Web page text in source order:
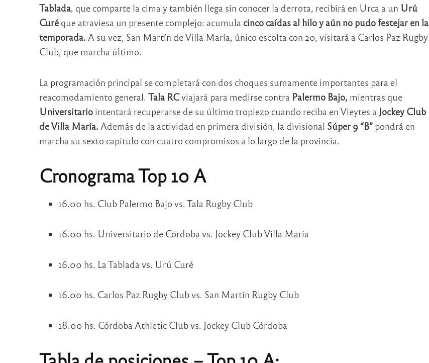
Tablada, que comparte la cima y también llega sin conocer la derrota, recibirá en Urca a un Urú
Curé que atraviesa un presente complejo: acumula cinco caídas al hilo y aún no pudo festejar en la
temporada. A su vez, San Martín de Villa María, único escolta con 20, visitará a Carlos Paz Rugby
Club, que marcha último.
La programación principal se completará con dos choques sumamente importantes para el
reacomodamiento general. Tala RCviajará para medirse contra Palermo Bajo, mientras que
Universitariointentará recuperarse de su último tropiezo cuando reciba en Vieytes a Jockey Club
de Villa María. Además de la actividad en primera división, la divisional Súper 9 “B”pondrá en
marcha su sexto capítulo con cuatro compromisos a lo largo de la provincia.
Cronograma Top 10 A
16.00 hs. Club Palermo Bajo vs. Tala Rugby Club
16.00 hs. Universitario de Córdoba vs. Jockey Club Villa María
16.00 hs. La Tablada vs. Urú Curé
16.00 hs. Carlos Paz Rugby Club vs. San Martín Rugby Club
18.00 hs. Córdoba Athletic Club vs. Jockey Club Córdoba